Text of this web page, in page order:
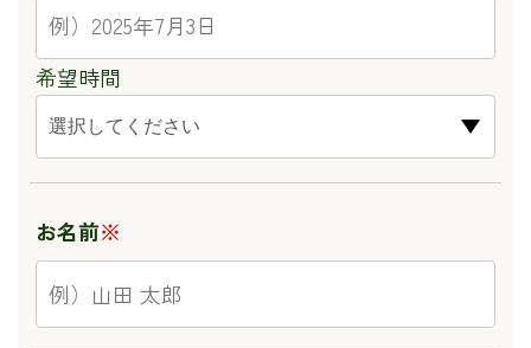
希望時間
お名前※